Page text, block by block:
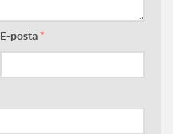
E-posta*